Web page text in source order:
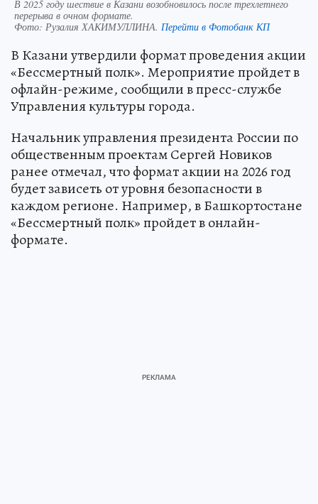
В 2025 году шествие в Казани возобновилось после трехлетнего
перерыва в очном формате.
Фото: Рузалия ХАКИМУЛЛИНА. Перейти в Фотобанк КП
В Казани утвердили формат проведения акции
«Бессмертный полк». Мероприятие пройдет в
офлайн-режиме, сообщили в пресс-службе
Управления культуры города.
Начальник управления президента России по
общественным проектам Сергей Новиков
ранее отмечал, что формат акции на 2026 год
будет зависеть от уровня безопасности в
каждом регионе. Например, в Башкортостане
«Бессмертный полк» пройдет в онлайн-
формате.